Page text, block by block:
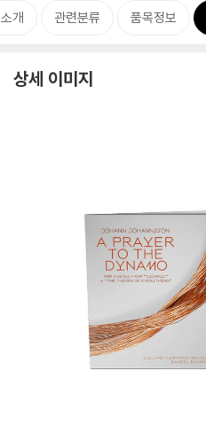
개 관련분류 품목정보
상세 이미지